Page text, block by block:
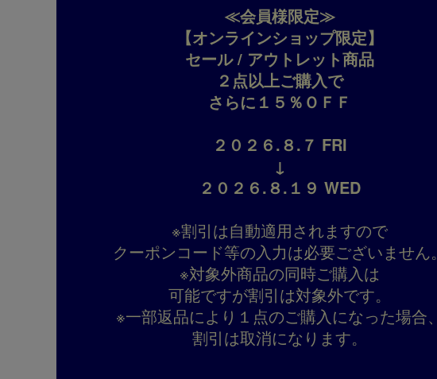
≪会員様限定≫
【オンラインショップ限定】
セール / アウトレット商品
２点以上ご購入で
さらに１５％ＯＦＦ
２０２６.８.７ FRI
↓
２０２６.８.１９ WED
※割引は自動適用されますので
クーポンコード等の入力は必要ございません。
※対象外商品の同時ご購入は
可能ですが割引は対象外です。
※一部返品により１点のご購入になった場合、
割引は取消になります。